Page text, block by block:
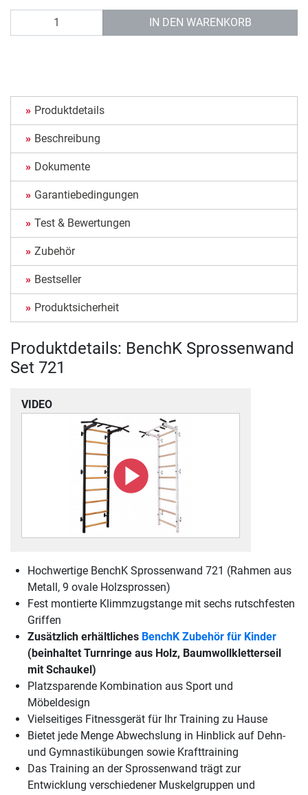
IN DEN WARENKORB
Produktdetails
Beschreibung
Dokumente
Garantiebedingungen
Test & Bewertungen
Zubehör
Bestseller
Produktsicherheit
Produktdetails: BenchK Sprossenwand
Set 721
VIDEO
Hochwertige BenchK Sprossenwand 721 (Rahmen aus
Metall, 9 ovale Holzsprossen)
Fest montierte Klimmzugstange mit sechs rutschfesten
Griffen
Zusätzlich erhältliches BenchK Zubehör für Kinder
(beinhaltet Turnringe aus Holz, Baumwollkletterseil
mit Schaukel)
Platzsparende Kombination aus Sport und
Möbeldesign
Vielseitiges Fitnessgerät für Ihr Training zu Hause
Bietet jede Menge Abwechslung in Hinblick auf Dehn-
und Gymnastikübungen sowie Krafttraining
Das Training an der Sprossenwand trägt zur
Entwicklung verschiedener Muskelgruppen und